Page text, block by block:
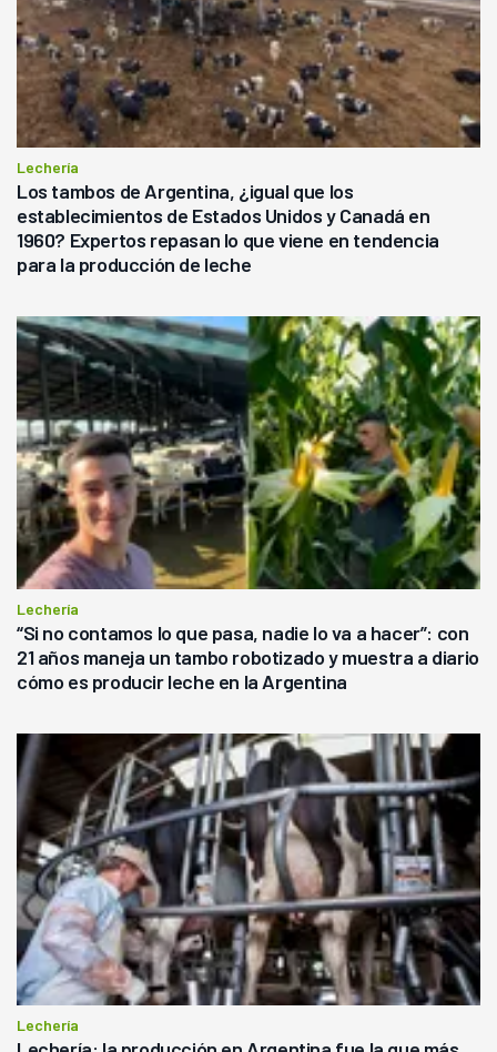
Lechería
Los tambos de Argentina, ¿igual que los
establecimientos de Estados Unidos y Canadá en
1960? Expertos repasan lo que viene en tendencia
para la producción de leche
Lechería
“Si no contamos lo que pasa, nadie lo va a hacer”: con
21 años maneja un tambo robotizado y muestra a diario
cómo es producir leche en la Argentina
Lechería